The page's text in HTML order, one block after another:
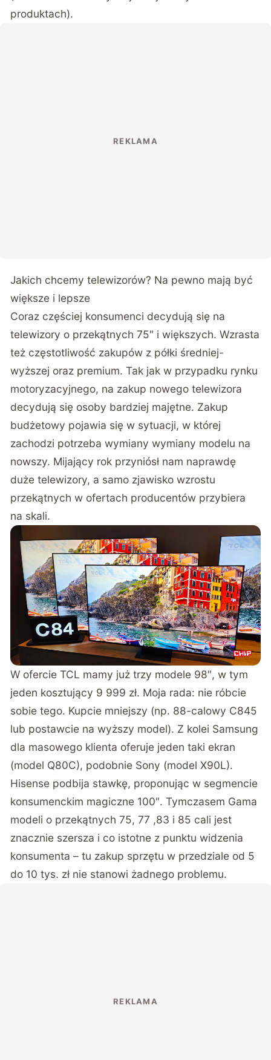
produktach).
Jakich chcemy telewizorów? Na pewno mają być
większe i lepsze
Coraz częściej konsumenci decydują się na
telewizory o przekątnych 75″ i większych. Wzrasta
też częstotliwość zakupów z półki średniej-
wyższej oraz premium. Tak jak w przypadku rynku
motoryzacyjnego, na zakup nowego telewizora
decydują się osoby bardziej majętne. Zakup
budżetowy pojawia się w sytuacji, w której
zachodzi potrzeba wymiany wymiany modelu na
nowszy. Mijający rok przyniósł nam naprawdę
duże telewizory, a samo zjawisko wzrostu
przekątnych w ofertach producentów przybiera
na skali.
W ofercie TCL mamy już trzy modele 98″, w tym
jeden kosztujący 9 999 zł. Moja rada: nie róbcie
sobie tego. Kupcie mniejszy (np. 88-calowy C845
lub postawcie na wyższy model). Z kolei Samsung
dla masowego klienta oferuje jeden taki ekran
(model Q80C), podobnie Sony (model X90L).
Hisense podbija stawkę, proponując w segmencie
konsumenckim magiczne 100″. Tymczasem Gama
modeli o przekątnych 75, 77 ,83 i 85 cali jest
znacznie szersza i co istotne z punktu widzenia
konsumenta – tu zakup sprzętu w przedziale od 5
do 10 tys. zł nie stanowi żadnego problemu.